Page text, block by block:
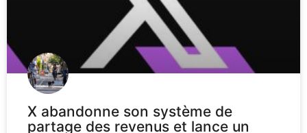
X abandonne son système de
partage des revenus et lance un